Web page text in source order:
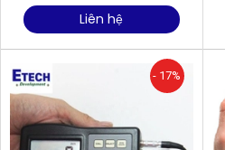
Liên hệ
- 17%